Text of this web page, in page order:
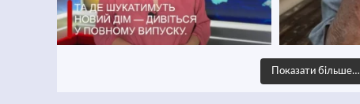
Показати більше…